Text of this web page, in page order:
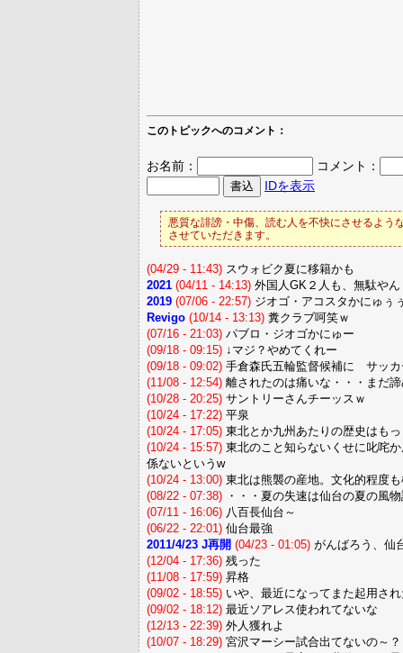
このトピックへのコメント：
お名前：
コメント：
IDを表示
悪質な誹謗・中傷、読む人を不快にさせるよう
させていただきます。
(04/29 - 11:43) スウォビク夏に移籍かも
2021 (04/11 - 14:13) 外国人GK２人も、無駄やん
2019 (07/06 - 22:57) ジオゴ・アコスタかにゅぅ
Revigo (10/14 - 13:13) 糞クラブ呵笑ｗ
(07/16 - 21:03) パブロ・ジオゴかにゅー
(09/18 - 09:15) ↓マジ？やめてくれー
(09/18 - 09:02) 手倉森氏五輪監督候補に サッカ
(11/08 - 12:54) 離されたのは痛いな・・・まだ
(10/28 - 20:25) サントリーさんチーッスｗ
(10/24 - 17:22) 平泉
(10/24 - 17:05) 東北とか九州あたりの歴史はも
(10/24 - 15:57) 東北のこと知らないくせに叱咤
係ないというw
(10/24 - 13:00) 東北は熊襲の産地。文化的程度
(08/22 - 07:38) ・・・夏の失速は仙台の夏の風
(07/11 - 16:06) 八百長仙台～
(06/22 - 22:01) 仙台最強
2011/4/23 J再開 (04/23 - 01:05) がんばろう、仙
(12/04 - 17:36) 残った
(11/08 - 17:59) 昇格
(09/02 - 18:55) いや、最近になってまた起用さ
(09/02 - 18:12) 最近ソアレス使われてないな
(12/13 - 22:39) 外人獲れよ
(10/07 - 18:29) 宮沢マーシー試合出てないの～？